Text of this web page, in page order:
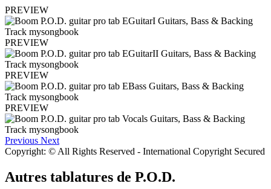
PREVIEW
PREVIEW
PREVIEW
PREVIEW
Previous Next
Copyright: © All Rights Reserved - International Copyright Secured
Autres tablatures de P.O.D.